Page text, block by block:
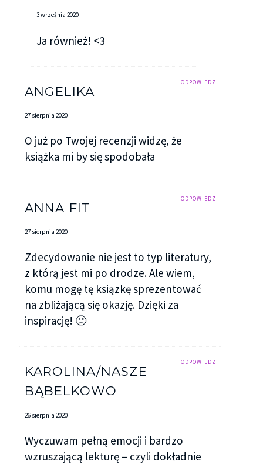
3 września 2020
Ja również! <3
ODPOWIEDZ
ANGELIKA
27 sierpnia 2020
O już po Twojej recenzji widzę, że
książka mi by się spodobała
ODPOWIEDZ
ANNA FIT
27 sierpnia 2020
Zdecydowanie nie jest to typ literatury,
z którą jest mi po drodze. Ale wiem,
komu mogę tę ksiązkę sprezentować
na zbliżającą się okazję. Dzięki za
inspirację! 🙂
ODPOWIEDZ
KAROLINA/NASZE
BĄBELKOWO
26 sierpnia 2020
Wyczuwam pełną emocji i bardzo
wzruszającą lekturę – czyli dokładnie